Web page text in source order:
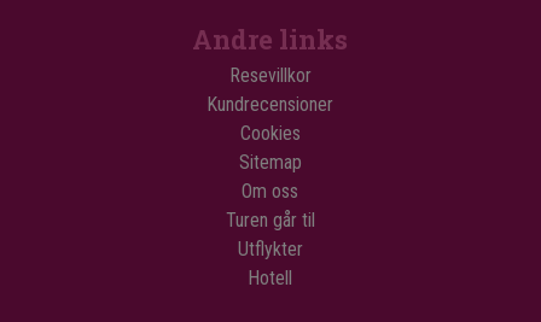
Andre links
Resevillkor
Kundrecensioner
Cookies
Sitemap
Om oss
Turen går til
Utflykter
Hotell